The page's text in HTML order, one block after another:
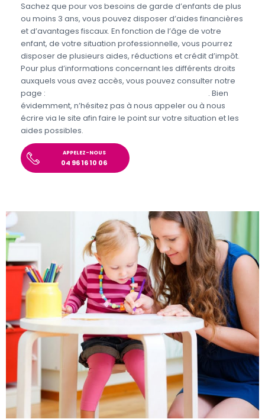
Sachez que pour vos besoins de garde d’enfants de plus
ou moins 3 ans, vous pouvez disposer d’aides financières
et d’avantages fiscaux. En fonction de l’âge de votre
enfant, de votre situation professionnelle, vous pourrez
disposer de plusieurs aides, réductions et crédit d’impôt.
Pour plus d’informations concernant les différents droits
auxquels vous avez accès, vous pouvez consulter notre
page :
. Bien
évidemment, n’hésitez pas à nous appeler ou à nous
écrire via le site afin faire le point sur votre situation et les
aides possibles.
APPELEZ-NOUS
04 96 16 10 06